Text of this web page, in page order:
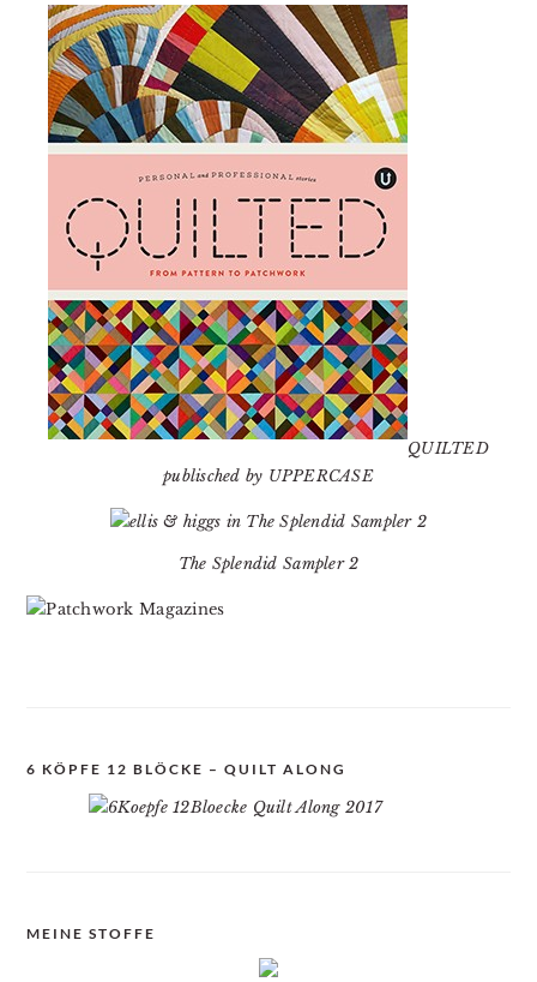
QUILTED
publisched by UPPERCASE
The Splendid Sampler 2
6 KÖPFE 12 BLÖCKE – QUILT ALONG
MEINE STOFFE